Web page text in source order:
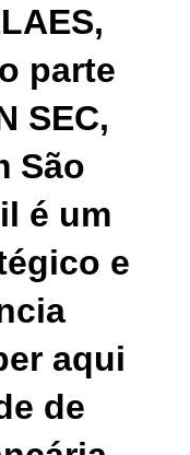
parte
SEC,
São
é um
e
aqui
de